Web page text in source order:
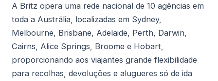
A Britz opera uma rede nacional de 10 agências em
toda a Austrália, localizadas em Sydney,
Melbourne, Brisbane, Adelaide, Perth, Darwin,
Cairns, Alice Springs, Broome e Hobart,
proporcionando aos viajantes grande flexibilidade
para recolhas, devoluções e alugueres só de ida